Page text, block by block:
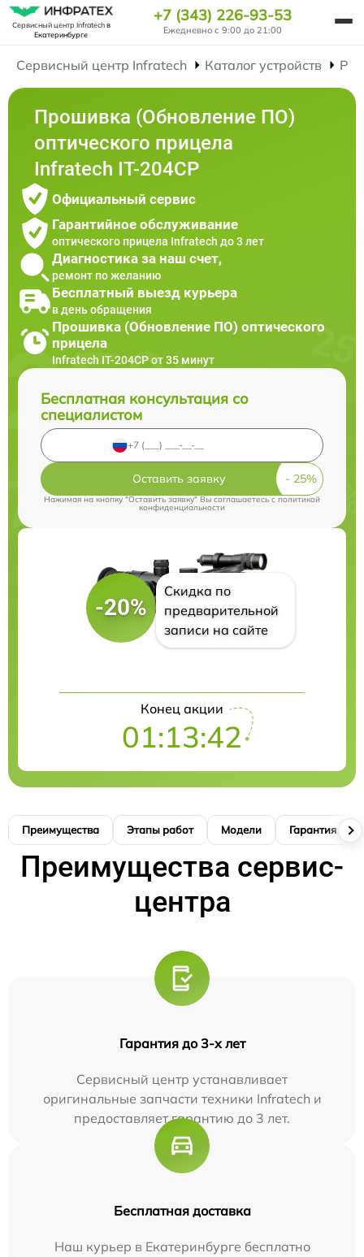
Сервисный центр Infratechв
Екатеринбурге
+7 (343) 226-93-53
Ежедневно с 9:00 до 21:00
Сервисный центр Infratech Каталог устройств
Прошивка (Обновление ПО)
оптического прицела
Infratech IT-204CP
Официальный сервис
Гарантийное обслуживание
оптического прицела Infratech до 3 лет
Диагностика за наш счет,
ремонт по желанию
Бесплатный выезд курьера
в день обращения
Прошивка (Обновление ПО) оптического
прицела
Infratech IT-204CP от 35 минут
Бесплатная консультация со
специалистом
Оставить заявку
Нажимая на кнопку "Оставить заявку" Вы соглашаетесь cполитикой
конфиденциальности
-20%
Скидка по
предварительной
записи на сайте
Конец акции
01:13:41
Преимущества Этапы работ Модели Гарантия
Преимущества сервис-
центра
Гарантия до 3-х лет
Сервисный центр устанавливает
оригинальные запчасти техники Infratech и
предоставляет гарантию до 3 лет.
Бесплатная доставка
Наш курьер в Екатеринбурге бесплатно